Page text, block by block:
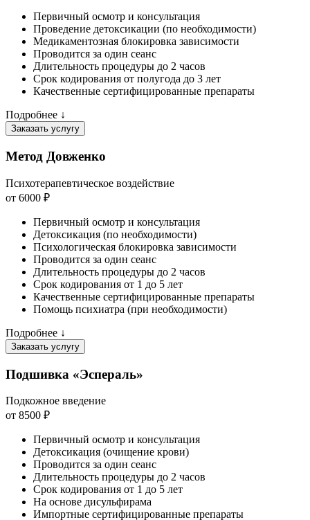
Первичный осмотр и консультация
Проведение детоксикации (по необходимости)
Медикаментозная блокировка зависимости
Проводится за один сеанс
Длительность процедуры до 2 часов
Срок кодирования от полугода до 3 лет
Качественные сертифицированные препараты
Подробнее ↓
Заказать услугу
Метод Довженко
Психотерапевтическое воздействие
от 6000 ₽
Первичный осмотр и консультация
Детоксикация (по необходимости)
Психологическая блокировка зависимости
Проводится за один сеанс
Длительность процедуры до 2 часов
Срок кодирования от 1 до 5 лет
Качественные сертифицированные препараты
Помощь психиатра (при необходимости)
Подробнее ↓
Заказать услугу
Подшивка «Эспераль»
Подкожное введение
от 8500 ₽
Первичный осмотр и консультация
Детоксикация (очищение крови)
Проводится за один сеанс
Длительность процедуры до 2 часов
Срок кодирования от 1 до 5 лет
На основе дисульфирама
Импортные сертифицированные препараты